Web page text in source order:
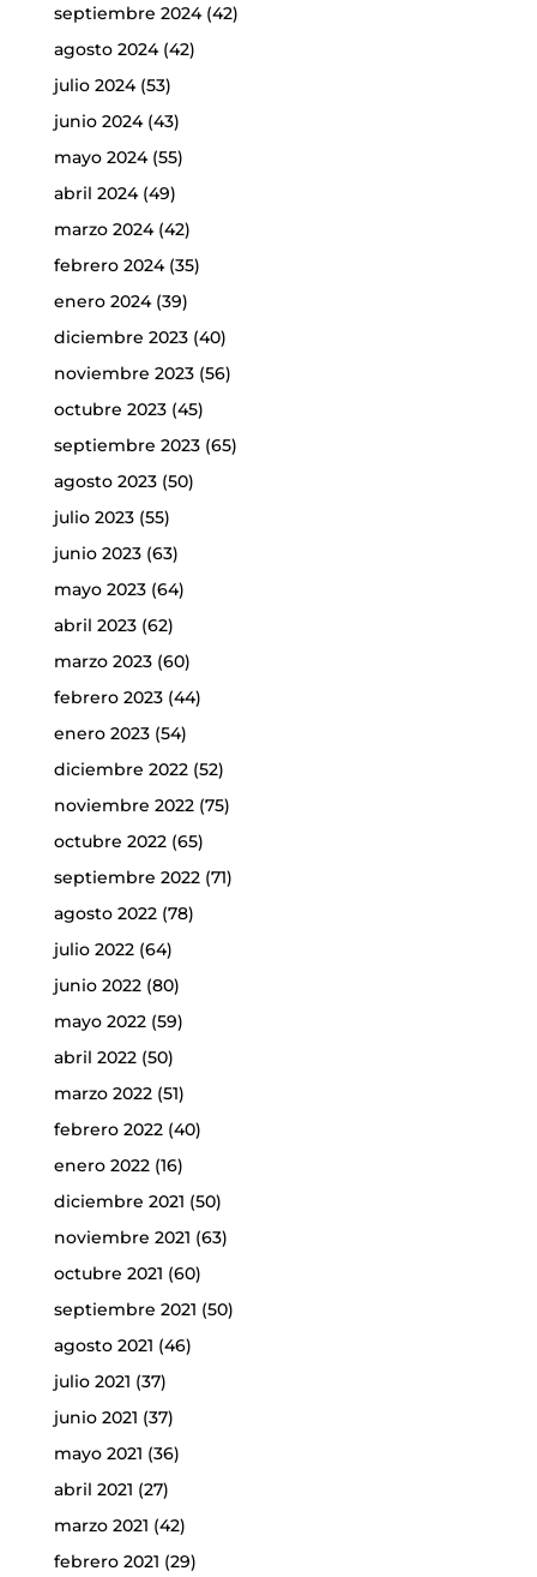
septiembre 2024(42)
agosto 2024(42)
julio 2024(53)
junio 2024(43)
mayo 2024(55)
abril 2024(49)
marzo 2024(42)
febrero 2024(35)
enero 2024(39)
diciembre 2023(40)
noviembre 2023(56)
octubre 2023(45)
septiembre 2023(65)
agosto 2023(50)
julio 2023(55)
junio 2023(63)
mayo 2023(64)
abril 2023(62)
marzo 2023(60)
febrero 2023(44)
enero 2023(54)
diciembre 2022(52)
noviembre 2022(75)
octubre 2022(65)
septiembre 2022(71)
agosto 2022(78)
julio 2022(64)
junio 2022(80)
mayo 2022(59)
abril 2022(50)
marzo 2022(51)
febrero 2022(40)
enero 2022(16)
diciembre 2021 (50)
noviembre 2021 (63)
octubre 2021 (60)
septiembre 2021 (50)
agosto 2021 (46)
julio 2021 (37)
junio 2021 (37)
mayo 2021 (36)
abril 2021 (27)
marzo 2021 (42)
febrero 2021 (29)